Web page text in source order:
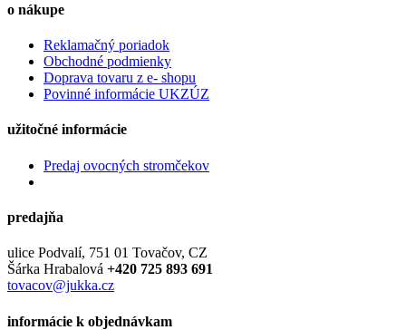
o nákupe
Reklamačný poriadok
Obchodné podmienky
Doprava tovaru z e- shopu
Povinné informácie UKZÚZ
užitočné informácie
Predaj ovocných stromčekov
predajňa
ulice Podvalí, 751 01 Tovačov, CZ
Šárka Hrabalová +420 725 893 691
tovacov@jukka.cz
informácie k objednávkam